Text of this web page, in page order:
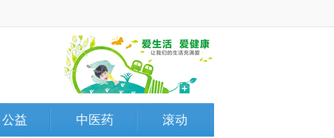
公益 中医药 滚动